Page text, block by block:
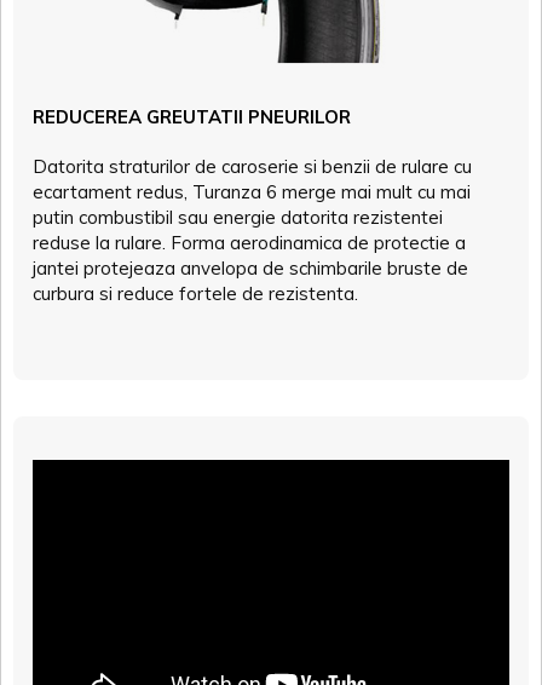
REDUCEREA GREUTATII PNEURILOR
Datorita straturilor de caroserie si benzii de rulare cu
ecartament redus, Turanza 6 merge mai mult cu mai
putin combustibil sau energie datorita rezistentei
reduse la rulare. Forma aerodinamica de protectie a
jantei protejeaza anvelopa de schimbarile bruste de
curbura si reduce fortele de rezistenta.